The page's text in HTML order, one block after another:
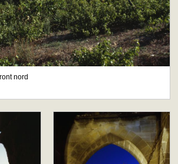
nord